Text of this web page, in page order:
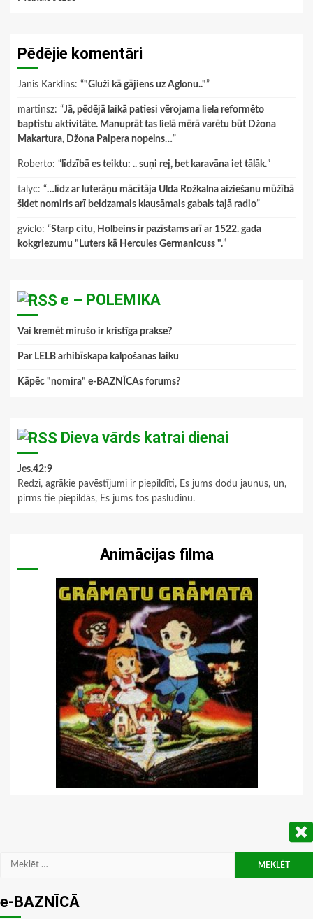
Pēdējie komentāri
Janis Karklins: “"Gluži kā gājiens uz Aglonu.."”
martinsz: “Jā, pēdējā laikā patiesi vērojama liela reformēto
baptistu aktivitāte. Manuprāt tas lielā mērā varētu būt Džona
Makartura, Džona Paipera nopelns…”
Roberto: “ līdzībā es teiktu: .. suņi rej, bet karavāna iet tālāk.”
talyc: “…līdz ar luterāņu mācītāja Ulda Rožkalna aiziešanu mūžībā
šķiet nomiris arī beidzamais klausāmais gabals tajā radio”
gviclo: “Starp citu, Holbeins ir pazīstams arī ar 1522. gada
kokgriezumu "Luters kā Hercules Germanicuss ".”
e – POLEMIKA
Vai kremēt mirušo ir kristīga prakse?
Par LELB arhibīskapa kalpošanas laiku
Kāpēc "nomira" e-BAZNĪCAs forums?
Dieva vārds katrai dienai
Jes.42:9
Redzi, agrākie pavēstījumi ir piepildīti, Es jums dodu jaunus, un,
pirms tie piepildās, Es jums tos pasludinu.
Animācijas filma
Meklēt:
e-BAZNĪCĀ